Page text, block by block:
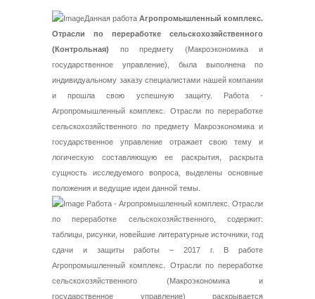
Данная работа Агропромышленный комплекс.
Отрасли по переработке сельскохозяйственного
(Контрольная) по предмету (Макроэкономика и
государственное управление), была выполнена по
индивидуальному заказу специалистами нашей компании
и прошла свою успешную защиту. Работа -
Агропромышленный комплекс. Отрасли по переработке
сельскохозяйственного по предмету Макроэкономика и
государственное управление отражает свою тему и
логическую составляющую ее раскрытия, раскрыта
сущность исследуемого вопроса, выделены основные
положения и ведущие идеи данной темы.
Работа - Агропромышленный комплекс. Отрасли
по переработке сельскохозяйственного, содержит:
таблицы, рисунки, новейшие литературные источники, год
сдачи и защиты работы – 2017 г. В работе
Агропромышленный комплекс. Отрасли по переработке
сельскохозяйственного (Макроэкономика и
государственное управление) раскрывается